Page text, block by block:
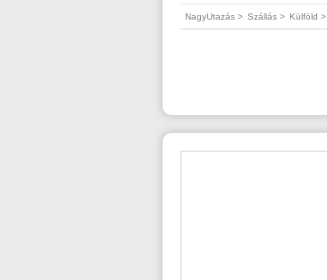
NagyUtazás > Szállás > Külföld >